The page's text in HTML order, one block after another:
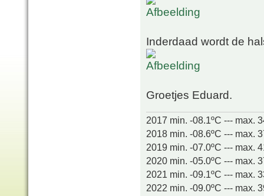
Inderdaad wordt de
Groetjes Eduard.
2017 min. -08.1ºC --- max.
2018 min. -08.6ºC --- max.
2019 min. -07.0ºC --- max.
2020 min. -05.0ºC --- max.
2021 min. -09.1ºC --- max.
2022 min. -09.0ºC --- max.